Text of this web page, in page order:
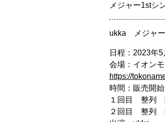
メジャー1stシ
ukka メジャ
日程：2023年5
会場：イオン
https://
時間：販売開
１回目 整列
２回目 整列